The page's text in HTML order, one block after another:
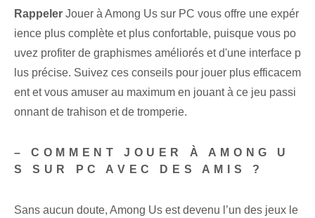
Rappeler Jouer à Among Us sur PC vous offre une expér
ience plus complète et plus confortable, puisque vous po
uvez profiter de graphismes améliorés et d'une interface p
lus précise. Suivez ces conseils pour jouer plus efficacem
ent et vous amuser au maximum en jouant à ce jeu passi
onnant de trahison et de tromperie.
– COMMENT JOUER À AMONG U
S SUR PC AVEC DES AMIS ?
Sans aucun doute, Among Us est devenu l’un des jeux le